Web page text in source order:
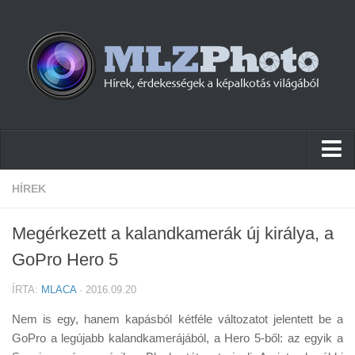
Hírek
Cikkek
Tudástár
HÍREK
Megérkezett a kalandkamerák új királya, a
GoPro Hero 5
ÍRTA: MLACA· 2016.09.20
Nem is egy, hanem kapásból kétféle változatot jelentett be a
GoPro a legújabb kalandkamerájából, a Hero 5-ből: az egyik a